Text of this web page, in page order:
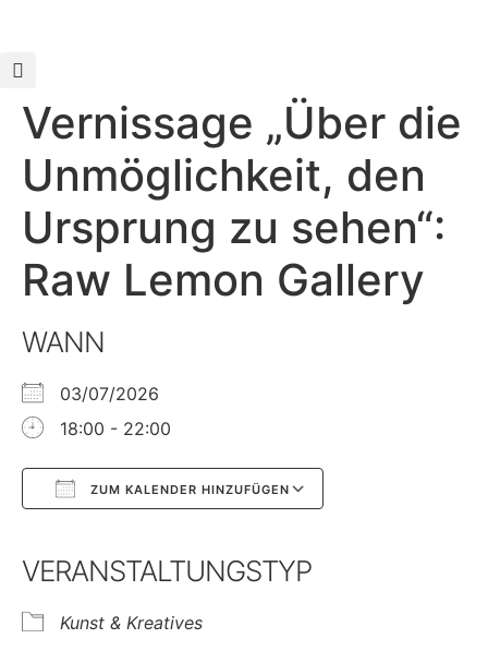
Vernissage „Über die
Unmöglichkeit, den
Ursprung zu sehen“:
Raw Lemon Gallery
WANN
03/07/2026
18:00 - 22:00
ZUM KALENDER HINZUFÜGEN
VERANSTALTUNGSTYP
Kunst & Kreatives